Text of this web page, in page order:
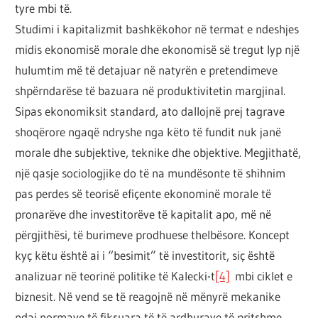
tyre mbi të.
Studimi i kapitalizmit bashkëkohor në termat e ndeshjes
midis ekonomisë morale dhe ekonomisë së tregut lyp një
hulumtim më të detajuar në natyrën e pretendimeve
shpërndarëse të bazuara në produktivitetin margjinal.
Sipas ekonomiksit standard, ato dallojnë prej tagrave
shoqërore ngaqë ndryshe nga këto të fundit nuk janë
morale dhe subjektive, teknike dhe objektive. Megjithatë,
një qasje sociologjike do të na mundësonte të shihnim
pas perdes së teorisë efiçente ekonominë morale të
pronarëve dhe investitorëve të kapitalit apo, më në
përgjithësi, të burimeve prodhuese thelbësore. Koncept
kyç këtu është ai i “besimit” të investitorit, siç është
analizuar në teorinë politike të Kalecki-t[4] mbi ciklet e
biznesit. Në vend se të reagojnë në mënyrë mekanike